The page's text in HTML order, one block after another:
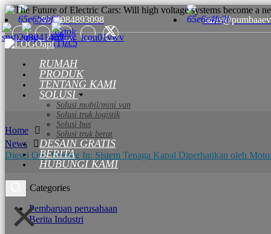
+8615084893098
RUMAH
PRODUK
TENTANG KAMI
SOLUSI
Solusi mobil/mini van
Solusi truk logistik
Solusi bus
Solusi truk berat
DESAIN GRATIS
BERITA
HUBUNGI KAMI
Home
News
Diesel Out, Electric In: Sistem Tenaga Kapal Diperhatikan oleh
News Categories
Pembaruan perusahaan
Berita Industri